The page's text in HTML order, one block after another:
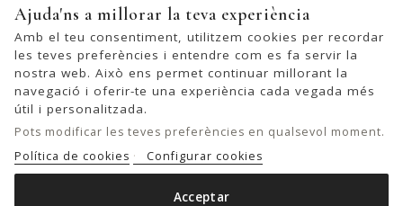
Podeu cancel·lar la subscripció en qualsevol moment. Per a
això, trobeu la nostra informació de contacte a l'avís legal.
Ajuda'ns a millorar la teva experiència
Amb el teu consentiment, utilitzem cookies per recordar
les teves preferències i entendre com es fa servir la
nostra web. Això ens permet continuar millorant la
navegació i oferir-te una experiència cada vegada més
útil i personalitzada.
Pots modificar les teves preferències en qualsevol moment.
Política de cookies
Configurar cookies
Acceptar
© 2026 - United Bags Company S.L. - Todos los derechos reservados.
Inscrita en el Registro Mercantil de Barcelona, Tomo 33286, Libro 228637,